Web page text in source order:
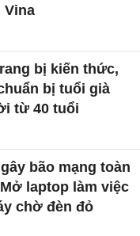
Vina
bị kiến thức,
bị tuổi già
từ 40 tuổi
bão mạng toàn
laptop làm việc
chờ đèn đỏ